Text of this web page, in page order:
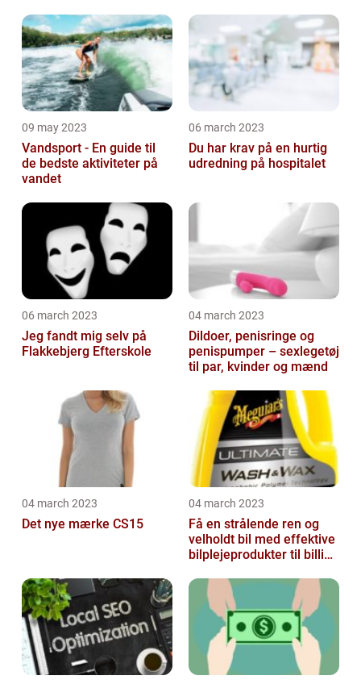
selv'ere
09 may 2023
Vandsport - En guide til
de bedste aktiviteter på
vandet
06 march 2023
Du har krav på en hurtig
udredning på hospitalet
06 march 2023
Jeg fandt mig selv på
Flakkebjerg Efterskole
04 march 2023
Dildoer, penisringe og
penispumper – sexlegetøj
til par, kvinder og mænd
04 march 2023
Det nye mærke CS15
04 march 2023
Få en strålende ren og
velholdt bil med effektive
bilplejeprodukter til billige